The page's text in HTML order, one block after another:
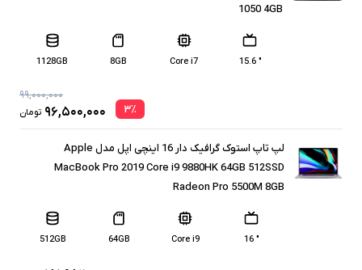
1050 4GB
" 15.6
Core i7
8GB
1128GB
۳٪
۹۹,۰۰۰,۰۰۰
۹۶,۵۰۰,۰۰۰ تومان
لپ تاپ استوک گرافیک دار 16 اینچی اپل مدل Apple
MacBook Pro 2019 Core i9 9880HK 64GB 512SSD
Radeon Pro 5500M 8GB
" 16
Core i9
64GB
512GB